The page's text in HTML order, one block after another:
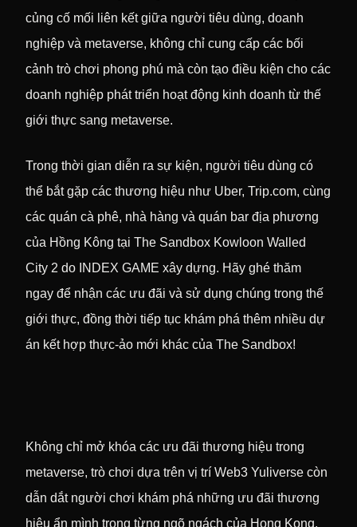
củng cố mối liên kết giữa người tiêu dùng, doanh
nghiệp và metaverse, không chỉ cung cấp các bối
cảnh trò chơi phong phú mà còn tạo điều kiện cho các
doanh nghiệp phát triển hoạt động kinh doanh từ thế
giới thực sang metaverse.
Trong thời gian diễn ra sự kiện, người tiêu dùng có
thể bắt gặp các thương hiệu như Uber, Trip.com, cùng
các quán cà phê, nhà hàng và quán bar địa phương
của Hồng Kông tại The Sandbox Kowloon Walled
City 2 do INDEX GAME xây dựng. Hãy ghé thăm
ngay để nhận các ưu đãi và sử dụng chúng trong thế
giới thực, đồng thời tiếp tục khám phá thêm nhiều dự
án kết hợp thực-ảo mới khác của The Sandbox!
Không chỉ mở khóa các ưu đãi thương hiệu trong
metaverse, trò chơi dựa trên vị trí Web3 Yuliverse còn
dẫn dắt người chơi khám phá những ưu đãi thương
hiệu ẩn mình trong từng ngõ ngách của Hong Kong.